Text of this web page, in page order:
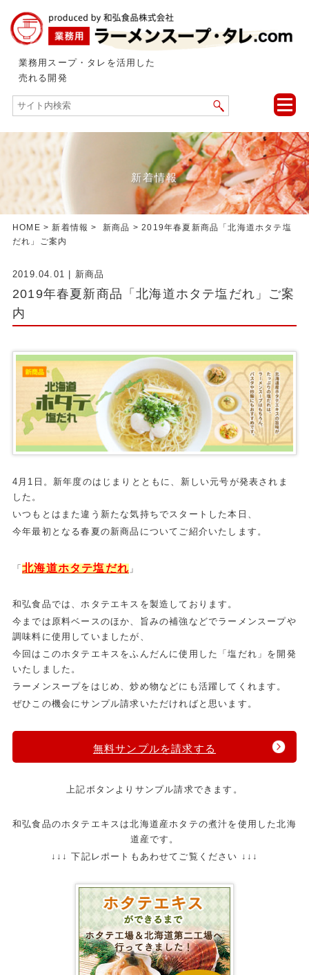
業務用スープ・タレを活用した
売れる開発
toggle
新着情報
HOME >新着情報 > 新商品 > 2019年春夏新商品「北海道ホタテ塩
だれ」ご案内
2019.04.01 | 新商品
2019年春夏新商品「北海道ホタテ塩だれ」ご案
内
4月1日。新年度のはじまりとともに、新しい元号が発表されま
した。
いつもとはまた違う新たな気持ちでスタートした本日、
今年最初となる春夏の新商品についてご紹介いたします。
「北海道ホタテ塩だれ 」
和弘食品では、ホタテエキスを製造しております。
今までは原料ベースのほか、旨みの補強などでラーメンスープや
調味料に使用していましたが、
今回はこのホタテエキスをふんだんに使用した「塩だれ」を開発
いたしました。
ラーメンスープをはじめ、炒め物などにも活躍してくれます。
ぜひこの機会にサンプル請求いただければと思います。
無料サンプルを請求する
上記ボタンよりサンプル請求できます。
和弘食品のホタテエキスは北海道産ホタテの煮汁を使用した北海
道産です。
↓↓↓ 下記レポートもあわせてご覧ください ↓↓↓